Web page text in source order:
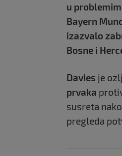
u
Bayern
izazvalo
Bosne i
Davies je
prvaka
susreta
pregleda